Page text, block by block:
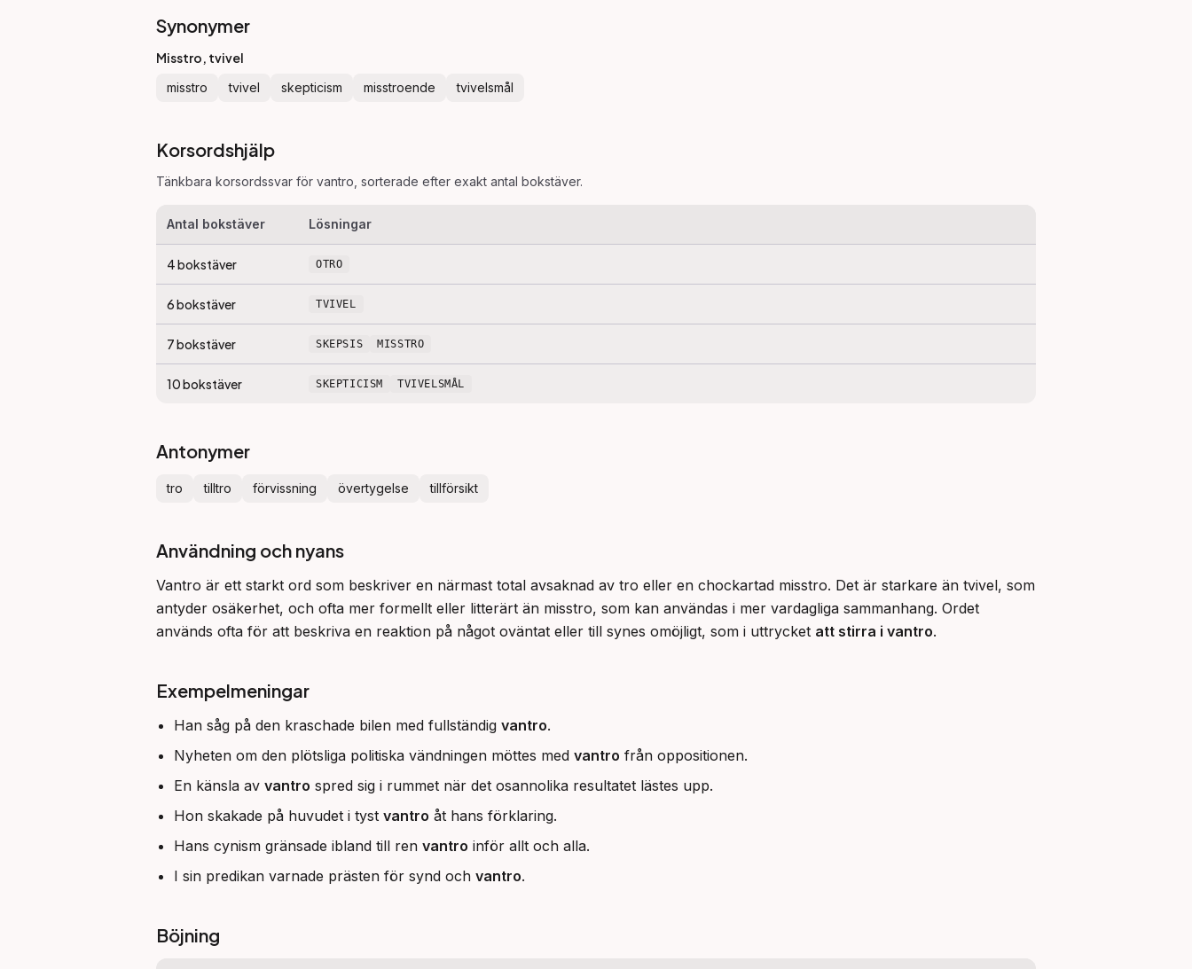
Synonymer
Misstro, tvivel
misstro tvivel skepticism misstroende tvivelsmål
Korsordshjälp
Tänkbara korsordssvar för vantro , sorterade efter exakt antal bokstäver.
Antal bokstäver Lösningar
4bokstäver OTRO
6bokstäver TVIVEL
7bokstäver SKEPSIS MISSTRO
10bokstäver SKEPTICISM TVIVELSMÅL
Antonymer
tro tilltro förvissning övertygelse tillförsikt
Användning och nyans
Vantro är ett starkt ord som beskriver en närmast total avsaknad av tro eller en chockartad misstro. Det är starkare än tvivel, som
antyder osäkerhet, och ofta mer formellt eller litterärt än misstro, som kan användas i mer vardagliga sammanhang. Ordet
används ofta för att beskriva en reaktion på något oväntat eller till synes omöjligt, som i uttrycket att stirra i vantro.
Exempelmeningar
Han såg på den kraschade bilen med fullständig vantro.
Nyheten om den plötsliga politiska vändningen möttes med vantro från oppositionen.
En känsla av vantro spred sig i rummet när det osannolika resultatet lästes upp.
Hon skakade på huvudet i tyst vantro åt hans förklaring.
Hans cynism gränsade ibland till ren vantro inför allt och alla.
I sin predikan varnade prästen för synd och vantro.
Böjning